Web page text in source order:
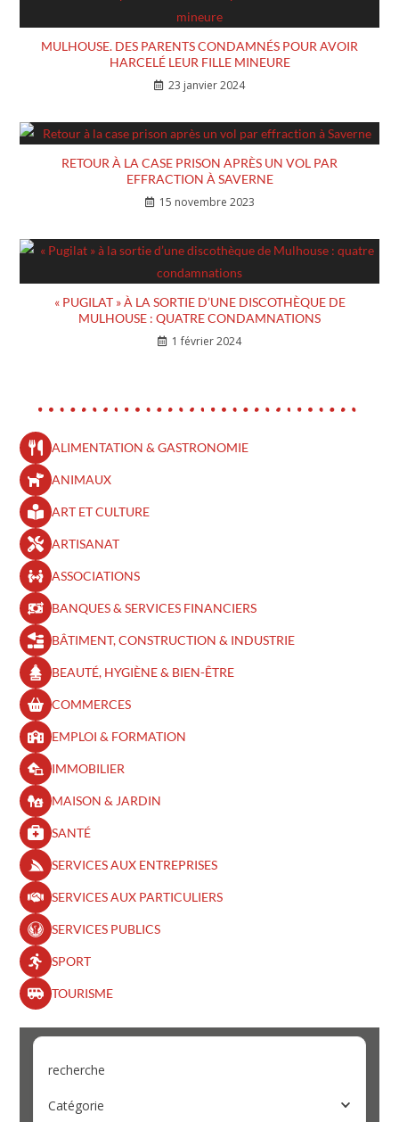
MULHOUSE. DES PARENTS CONDAMNÉS POUR AVOIR
HARCELÉ LEUR FILLE MINEURE
23 janvier 2024
RETOUR À LA CASE PRISON APRÈS UN VOL PAR
EFFRACTION À SAVERNE
15 novembre 2023
« PUGILAT » À LA SORTIE D’UNE DISCOTHÈQUE DE
MULHOUSE : QUATRE CONDAMNATIONS
1 février 2024
ALIMENTATION & GASTRONOMIE
ANIMAUX
ART ET CULTURE
ARTISANAT
ASSOCIATIONS
BANQUES & SERVICES FINANCIERS
BÂTIMENT, CONSTRUCTION & INDUSTRIE
BEAUTÉ, HYGIÈNE & BIEN-ÊTRE​
COMMERCES
EMPLOI & FORMATION
IMMOBILIER
MAISON & JARDIN
SANTÉ
SERVICES AUX ENTREPRISES
SERVICES AUX PARTICULIERS
SERVICES PUBLICS
SPORT
TOURISME
recherche
Catégorie